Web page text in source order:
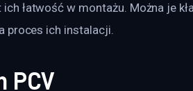
łatwość w montażu. Można je
proces ich instalacji.
PCV